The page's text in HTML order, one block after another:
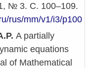
№ 3. С. 100–109.
rus/mm/v1/i3/p100
A partially
equations
of Mathematical